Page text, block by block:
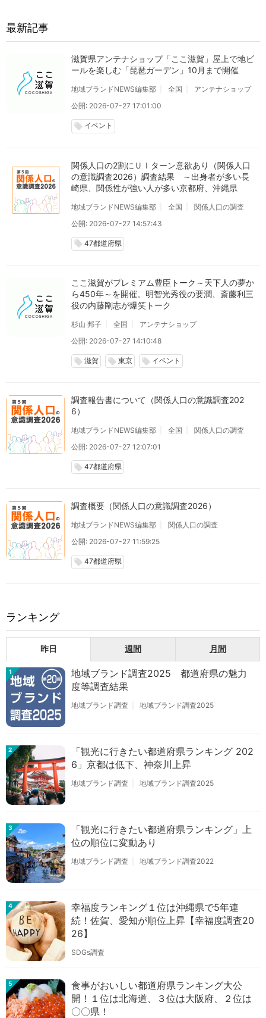
最新記事
滋賀県アンテナショップ「ここ滋賀」屋上で地ビ
ールを楽しむ「琵琶ガーデン」10月まで開催
地域ブランドNEWS編集部 全国
アンテナショップ
公開: 2026-07-27 17:01:00
local_offer イベント
関係人口の2割にＵＩターン意欲あり（関係人口
の意識調査2026）調査結果 ～出身者が多い長
崎県、関係性が強い人が多い京都府、沖縄県
地域ブランドNEWS編集部 全国
関係人口の調査
公開: 2026-07-27 14:57:43
local_offer 47都道府県
ここ滋賀がプレミアム豊臣トーク～天下人の夢か
ら450年～を開催。明智光秀役の要潤、斎藤利三
役の内藤剛志が爆笑トーク
杉山 邦子 全国
アンテナショップ
公開: 2026-07-27 14:10:48
local_offer 滋賀 local_offer 東京 local_offer イベント
調査報告書について（関係人口の意識調査202
6）
地域ブランドNEWS編集部 全国
関係人口の調査
公開: 2026-07-27 12:07:01
local_offer 47都道府県
調査概要（関係人口の意識調査2026）
地域ブランドNEWS編集部
関係人口の調査
公開: 2026-07-27 11:59:25
local_offer 47都道府県
ランキング
昨日 週間 月間
1
地域ブランド調査2025 都道府県の魅力
度等調査結果
地域ブランド調査 地域ブランド調査2025
2
「観光に行きたい都道府県ランキング 202
6」京都は低下、神奈川上昇
地域ブランド調査 地域ブランド調査2025
3
「観光に行きたい都道府県ランキング」上
位の順位に変動あり
地域ブランド調査 地域ブランド調査2022
4
幸福度ランキング１位は沖縄県で5年連
続！佐賀、愛知が順位上昇【幸福度調査20
26】
SDGs調査
5
食事がおいしい都道府県ランキング大公
開！１位は北海道、３位は大阪府、２位は
〇〇県！